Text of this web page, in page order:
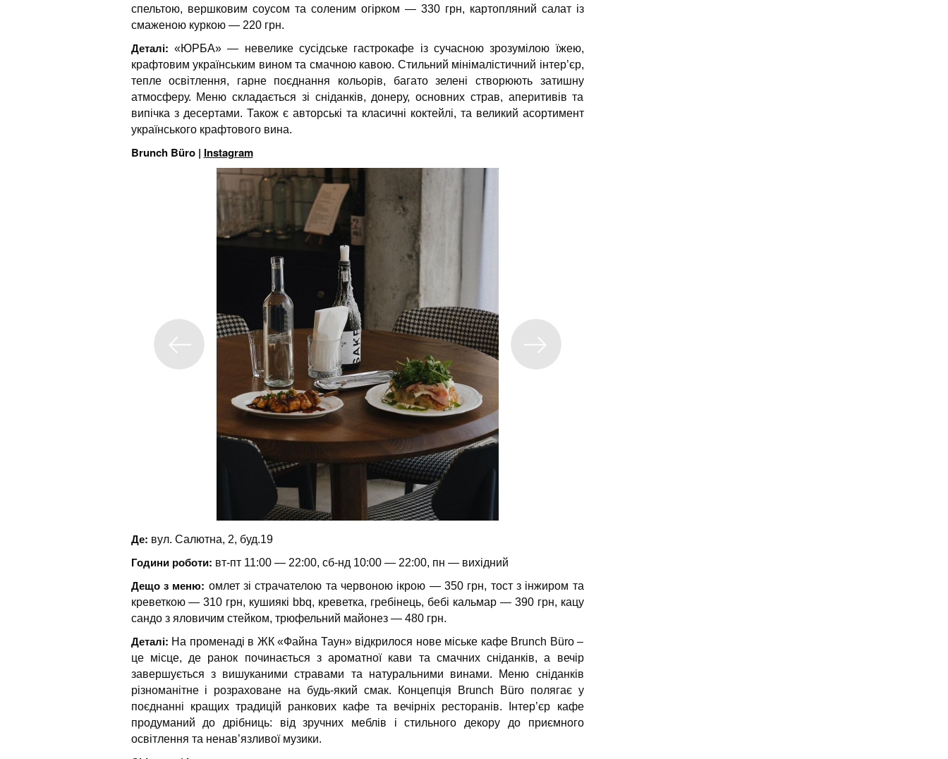
спельтою, вершковим соусом та соленим огірком — 330 грн, картопляний салат із
смаженою куркою — 220 грн.
Деталі: «ЮРБА» — невелике сусідське гастрокафе із сучасною зрозумілою їжею,
крафтовим українським вином та смачною кавою. Стильний мінімалістичний інтер’єр,
тепле освітлення, гарне поєднання кольорів, багато зелені створюють затишну
атмосферу. Меню складається зі сніданків, донеру, основних страв, аперитивів та
випічка з десертами. Також є авторські та класичні коктейлі, та великий асортимент
українського крафтового вина.
Brunch Büro | Instagram
Де: вул. Салютна, 2, буд.19
Години роботи: вт-пт 11:00 — 22:00, сб-нд 10:00 — 22:00, пн — вихідний
Дещо з меню: омлет зі страчателою та червоною ікрою — 350 грн, тост з інжиром та
креветкою — 310 грн, кушиякі bbq, креветка, гребінець, бебі кальмар — 390 грн, кацу
сандо з яловичим стейком, трюфельний майонез — 480 грн.
Деталі: На променаді в ЖК «Файна Таун» відкрилося нове міське кафе Brunch Büro –
це місце, де ранок починається з ароматної кави та смачних сніданків, а вечір
завершується з вишуканими стравами та натуральними винами. Меню сніданків
різноманітне і розраховане на будь-який смак. Концепція Brunch Büro полягає у
поєднанні кращих традицій ранкових кафе та вечірніх ресторанів. Інтер’єр кафе
продуманий до дрібниць: від зручних меблів і стильного декору до приємного
освітлення та ненав’язливої музики.